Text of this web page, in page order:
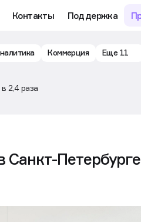
Контакты Поддержка
Коммерция Еще 11
2,4 раза
Санкт-Петербурге